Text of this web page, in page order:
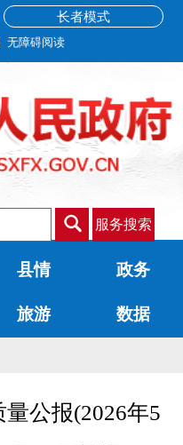
长者模式
无障碍阅读
服务搜索
县情 政务
旅游 数据
公报(2026年5